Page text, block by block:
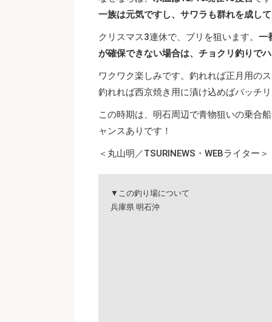
一族は元気ですし、サワラも群れを成し
クリスマス3連休で、ブリを狙います。 一
が確保できない場合は、チョクリ釣りで
ワクワク楽しみです。釣れれば正月用の
釣れれば西京焼き用に漬け込めばバッチ
この時期は、明石周辺で青物狙いの乗合
ャンスありです！
＜丸山明／TSURINEWS・WEBライター＞
▼この釣り場について
兵庫県 明石沖